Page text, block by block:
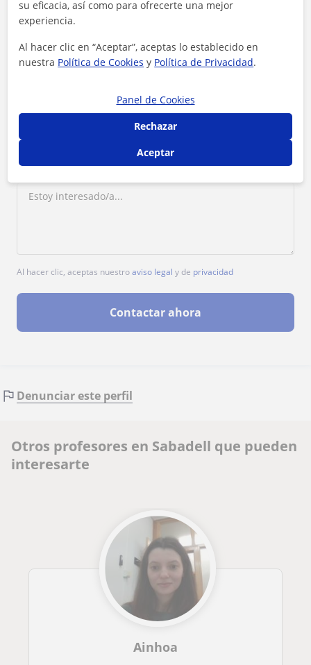
Tarifa
Al hacer clic, aceptas nuestroaviso legal y de privacidad
Contactar ahora
Denunciar este perfil
Otros profesores en Sabadell que pueden
interesarte
Ainhoa
su eficacia, así como para ofrecerte una mejor
experiencia.
Al hacer clic en “Aceptar”, aceptas lo establecido en
nuestra Política de Cookies y Política de Privacidad.
Panel de Cookies
Rechazar
Aceptar